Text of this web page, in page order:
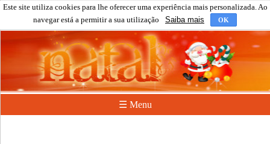
Este site utiliza cookies para lhe oferecer uma experiência mais personalizada. Ao
navegar está a permitir a sua utilização
Saiba mais OK
☰ Menu